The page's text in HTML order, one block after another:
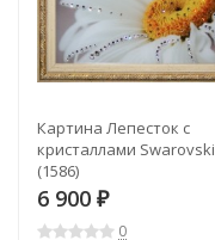
Картина Лепесток с
кристаллами Swarovski
(1586)
6 900 ₽
0